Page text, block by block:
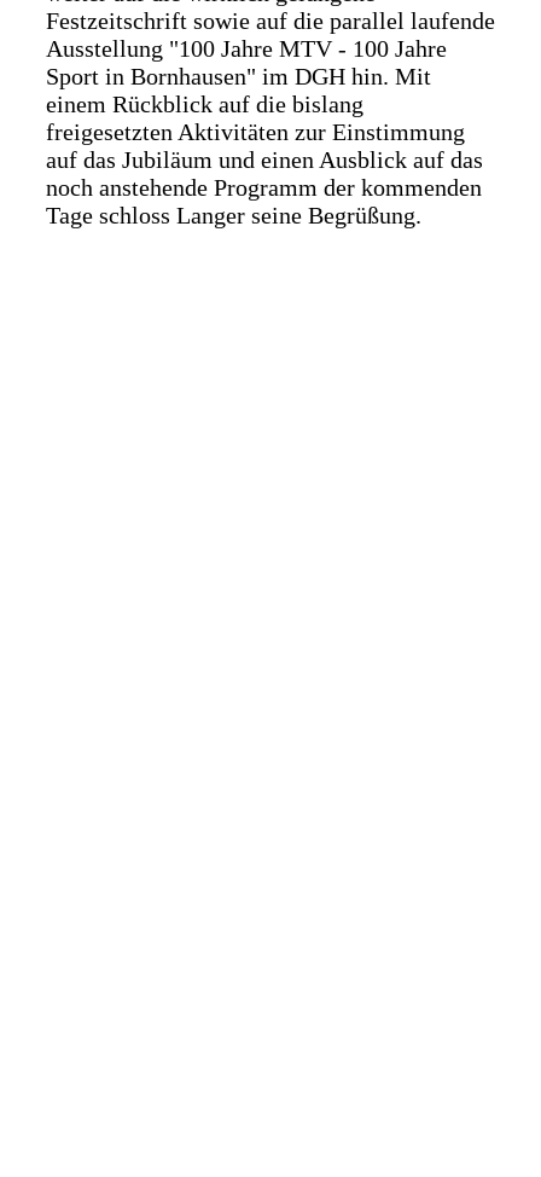
Festzeitschrift sowie auf die parallel laufende
Ausstellung "100 Jahre MTV - 100 Jahre
Sport in Bornhausen" im DGH hin. Mit
einem Rückblick auf die bislang
freigesetzten Aktivitäten zur Einstimmung
auf das Jubiläum und einen Ausblick auf das
noch anstehende Programm der kommenden
Tage schloss Langer seine Begrüßung.